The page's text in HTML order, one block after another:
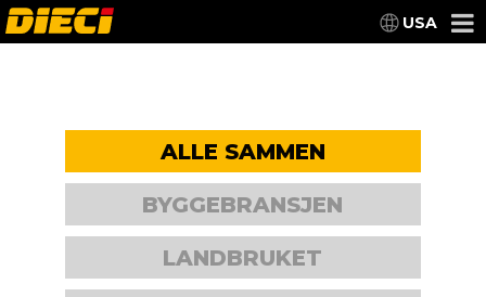
USA
ALLE SAMMEN
BYGGEBRANSJEN
LANDBRUKET